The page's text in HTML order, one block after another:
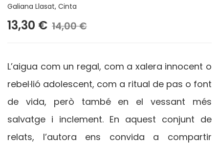
Galiana Llasat, Cinta
13,30 € 14,00 €
L’aigua com un regal, com a xalera innocent o
rebel·lió adolescent, com a ritual de pas o font
de vida, però també en el vessant més
salvatge i inclement. En aquest conjunt de
relats, l’autora ens convida a compartir